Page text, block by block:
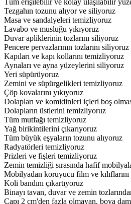
Tüm erişilebilir ve kolay ulaşılabilir
Tezgahın tozunu alıyor ve siliyoruz
Masa ve sandalyeleri temizliyoruz
Lavabo ve musluğu yıkıyoruz
Duvar apliklerinin tozlarını siliyoruz
Pencere pervazlarının tozlarını siliyoruz
Kapıları ve kapı kollarını temizliyoruz
Aynaları ve ayna yüzeylerini siliyoruz
Yeri süpürüyoruz
Zemini ve süpürgelikleri temizliyoruz
Çöp kovalarını yıkıyoruz
Dolapları ve komidinleri içleri boş
Dolapların üstlerini temizliyoruz
Tüm mutfağı temizliyoruz
Yağ birikintilerini çıkarıyoruz
Tüm büyük eşyaların tozunu alıyoruz
Radyatörleri temizliyoruz
Prizleri ve fişleri temizliyoruz
Zemin temizliği sırasında hafif
Mobilyadan koruyucu film ve kılıflarını
Koli bandını çıkartıyoruz
Binayı tavan, duvar ve zemin
Çapı 2 cm'den fazla olmayan, boya